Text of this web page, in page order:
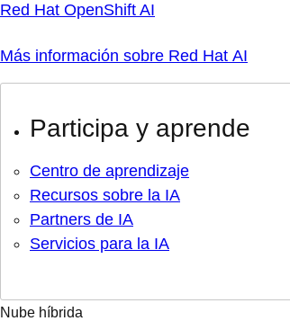
Red Hat OpenShift AI
Más información sobre Red Hat AI
Participa y aprende
Centro de aprendizaje
Recursos sobre la IA
Partners de IA
Servicios para la IA
Nube híbrida